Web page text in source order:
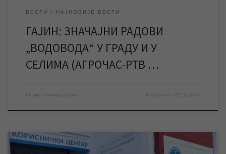
ВЕСТИ НАЈНОВИЈЕ ВЕСТИ
ГАЈИН: ЗНАЧАЈНИ РАДОВИ
„ВОДОВОДА“ У ГРАДУ И У
СЕЛИМА (АГРОЧАС-РТВ …
by мр Синиша Гајин Published 10/11/2024